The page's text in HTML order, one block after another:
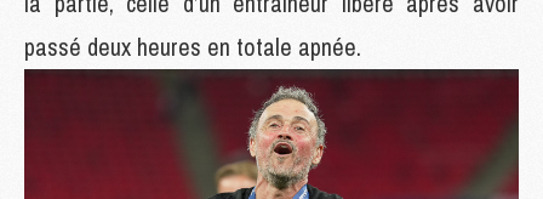
passé deux heures en totale apnée.